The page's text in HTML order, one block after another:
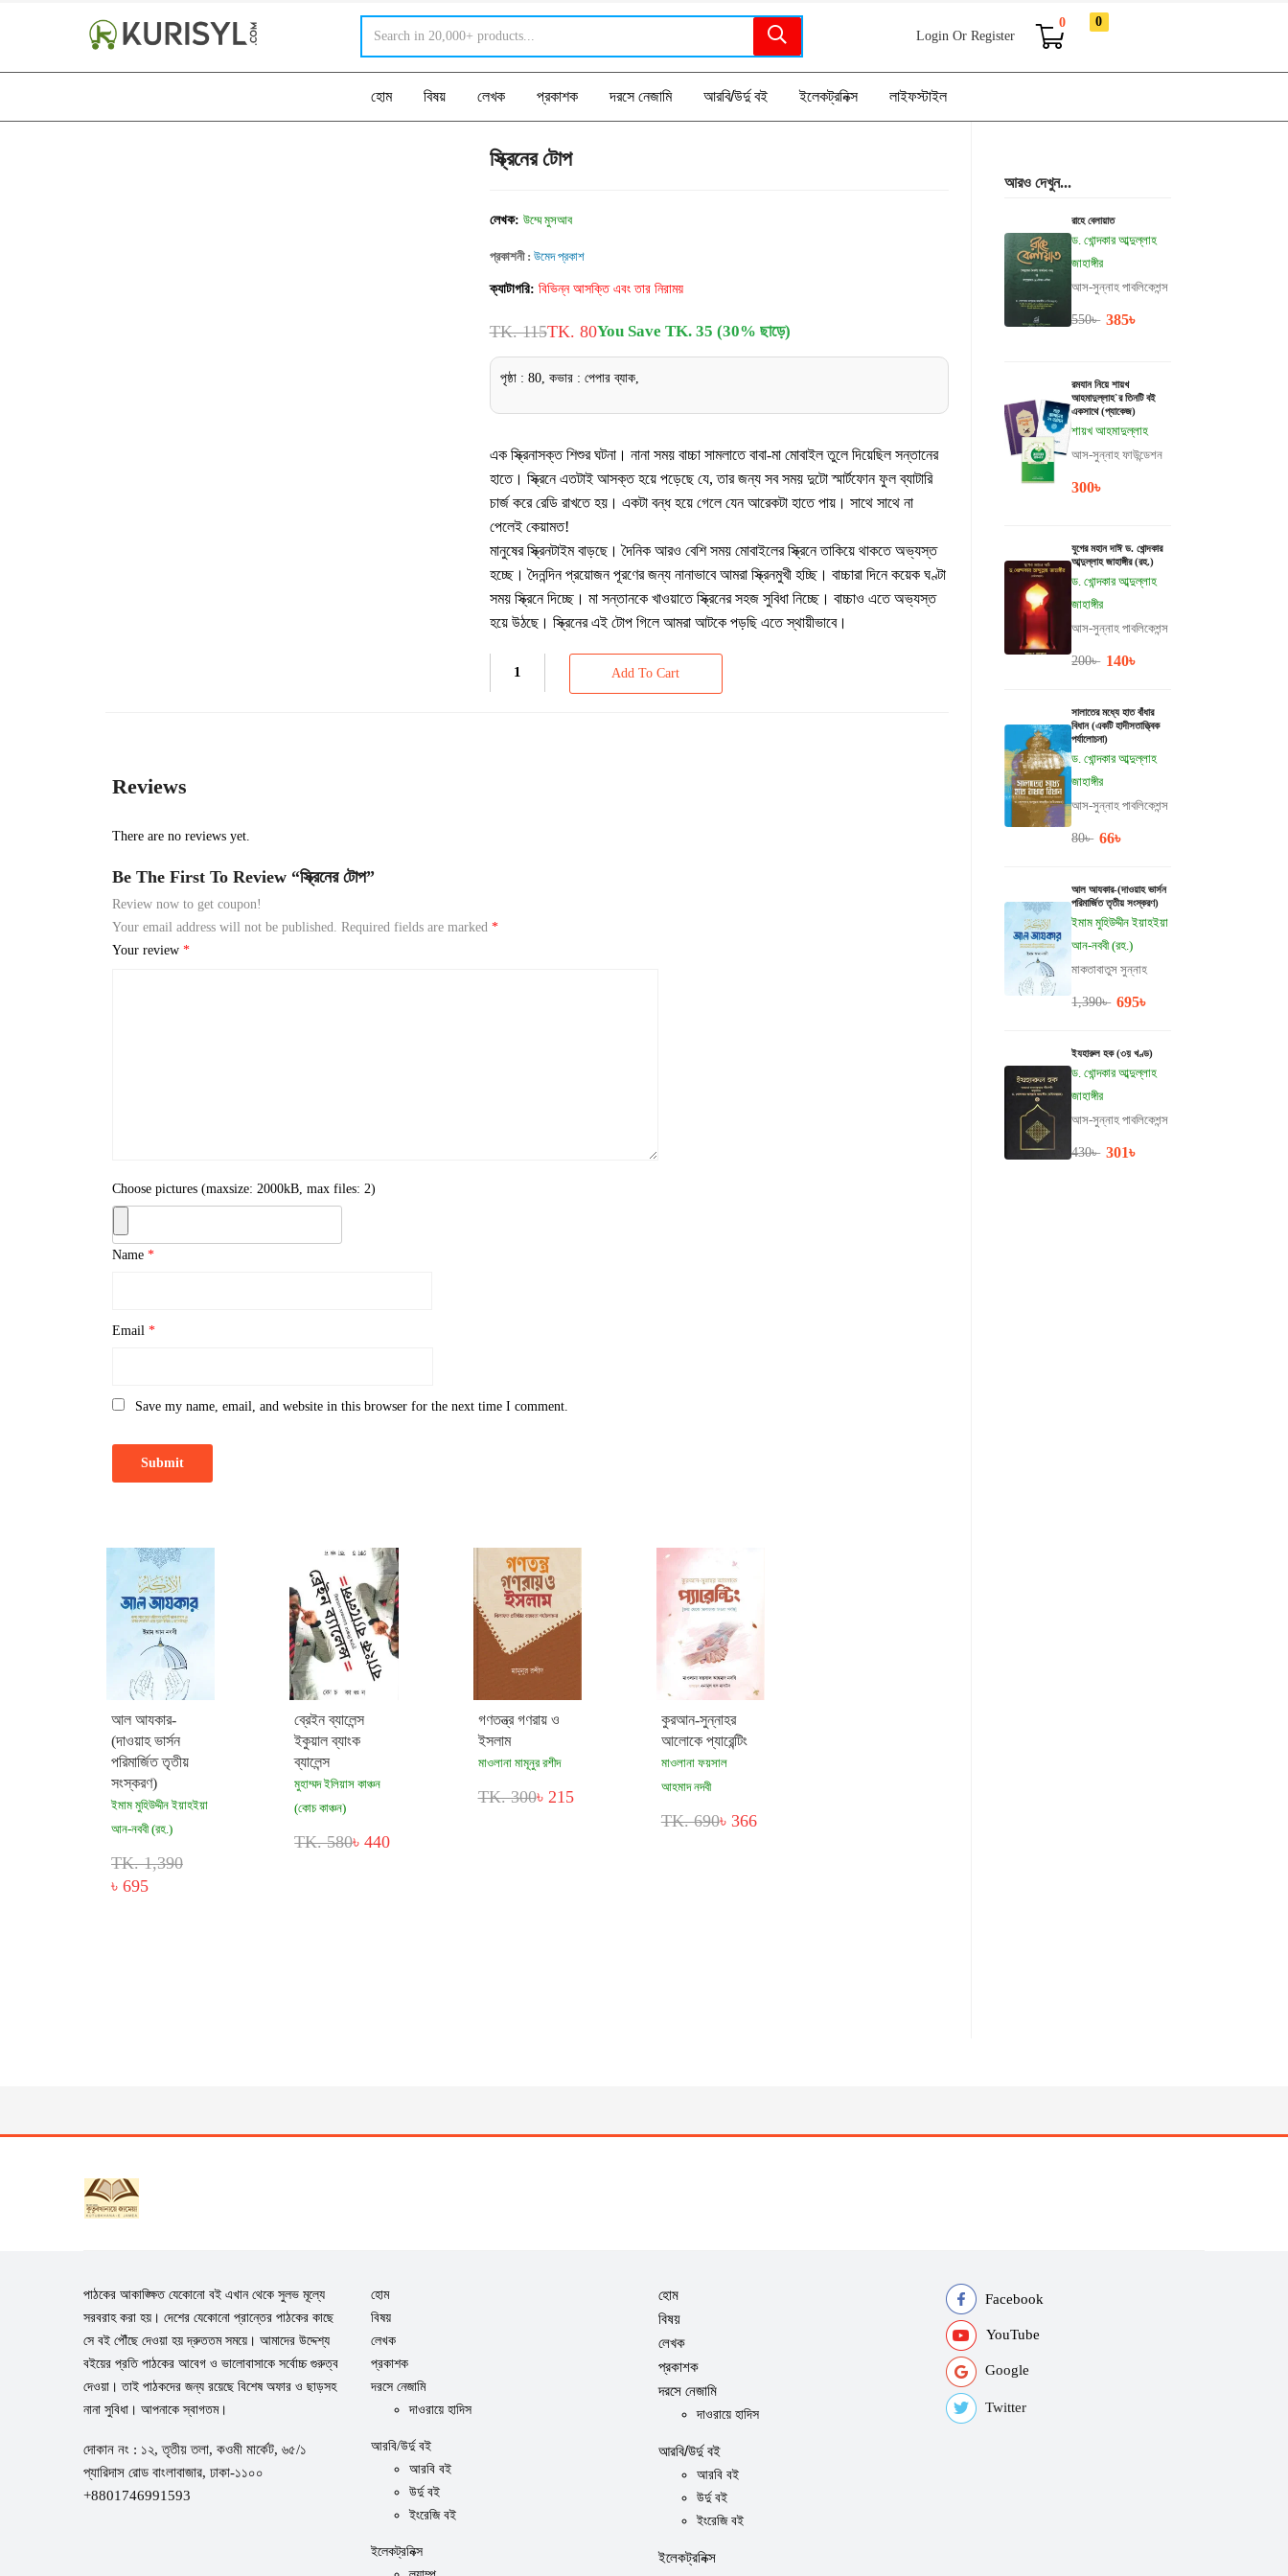
Login Or Register
0 0
হোম বিষয় লেখক প্রকাশক দরসে নেজামি আরবি/উর্দু বই ইলেকট্রনিক্স লাইফস্টাইল
আরও দেখুন...
রাহে বেলায়াত
ড. খোন্দকার আব্দুল্লাহ
জাহাঙ্গীর
আস-সুন্নাহ পাবলিকেশন্স
550৳ 385৳
রমযান নিয়ে শায়খ
আহমাদুল্লাহ`র তিনটি বই
একসাথে (প্যাকেজ)
শায়খ আহমাদুল্লাহ
আস-সুন্নাহ ফাউন্ডেশন
300৳
যুগের মহান দাঈ ড. খোন্দকার
আব্দুল্লাহ জাহাঙ্গীর (রহ.)
ড. খোন্দকার আব্দুল্লাহ
জাহাঙ্গীর
আস-সুন্নাহ পাবলিকেশন্স
200৳ 140৳
সালাতের মধ্যে হাত বাঁধার
বিধান (একটি হাদীসতাত্ত্বিক
পর্যালোচনা)
ড. খোন্দকার আব্দুল্লাহ
জাহাঙ্গীর
আস-সুন্নাহ পাবলিকেশন্স
80৳ 66৳
আল আযকার-(দাওয়াহ ভার্সন
পরিমার্জিত তৃতীয় সংস্করণ)
ইমাম মুহিউদ্দীন ইয়াহইয়া
আন-নববী (রহ.)
মাকতাবাতুস সুন্নাহ
1,390৳ 695৳
ইযহারুল হক (৩য় খণ্ড)
ড. খোন্দকার আব্দুল্লাহ
জাহাঙ্গীর
আস-সুন্নাহ পাবলিকেশন্স
430৳ 301৳
স্ক্রিনের টোপ
লেখক: উম্মে মুসআব
প্রকাশনী : উমেদ প্রকাশ
ক্যাটাগরি: বিভিন্ন আসক্তি এবং তার নিরাময়
TK. 115TK. 80You Save TK. 35 (30% ছাড়ে)
পৃষ্ঠা : 80, কভার : পেপার ব্যাক,
এক স্ক্রিনাসক্ত শিশুর ঘটনা। নানা সময় বাচ্চা সামলাতে বাবা-মা মোবাইল তুলে দিয়েছিল সন্তানের
হাতে। স্ক্রিনে এতটাই আসক্ত হয়ে পড়েছে যে, তার জন্য সব সময় দুটো স্মার্টফোন ফুল ব্যাটারি
চার্জ করে রেডি রাখতে হয়। একটা বন্ধ হয়ে গেলে যেন আরেকটা হাতে পায়। সাথে সাথে না
পেলেই কেয়ামত!
মানুষের স্ক্রিনটাইম বাড়ছে। দৈনিক আরও বেশি সময় মোবাইলের স্ক্রিনে তাকিয়ে থাকতে অভ্যস্ত
হচ্ছে। দৈনন্দিন প্রয়োজন পূরণের জন্য নানাভাবে আমরা স্ক্রিনমুখী হচ্ছি। বাচ্চারা দিনে কয়েক ঘণ্টা
সময় স্ক্রিনে দিচ্ছে। মা সন্তানকে খাওয়াতে স্ক্রিনের সহজ সুবিধা নিচ্ছে। বাচ্চাও এতে অভ্যস্ত
হয়ে উঠছে। স্ক্রিনের এই টোপ গিলে আমরা আটকে পড়ছি এতে স্থায়ীভাবে।
Add To Cart
Reviews
There are no reviews yet.
Be The First To Review “স্ক্রিনের টোপ”
Review now to get coupon!
Your email address will not be published.
Required fields are marked*
Your review*
Choose pictures (maxsize: 2000kB, max files: 2)
Name*
Email*
Save my name, email, and website in this browser for the next time I comment.
আল আযকার-
(দাওয়াহ ভার্সন
পরিমার্জিত তৃতীয়
সংস্করণ)
ইমাম মুহিউদ্দীন ইয়াহইয়া
আন-নববী (রহ.)
TK. 1,390
৳ 695
ব্রেইন ব্যালেন্স
ইকুয়াল ব্যাংক
ব্যালেন্স
মুহাম্মদ ইলিয়াস কাঞ্চন
(কোচ কাঞ্চন)
TK. 580৳ 440
গণতন্ত্র গণরায় ও
ইসলাম
মাওলানা মামূনুর রশীদ
TK. 300৳ 215
কুরআন-সুন্নাহর
আলোকে প্যারেন্টিং
মাওলানা ফয়সাল
আহমাদ নদবী
TK. 690৳ 366
পাঠকের আকাঙ্ক্ষিত যেকোনো বই এখান থেকে সুলভ মূল্যে
সরবরাহ করা হয়। দেশের যেকোনো প্রান্তের পাঠকের কাছে
সে বই পৌঁছে দেওয়া হয় দ্রুততম সময়ে। আমাদের উদ্দেশ্য
বইয়ের প্রতি পাঠকের আবেগ ও ভালোবাসাকে সর্বোচ্চ গুরুত্ব
দেওয়া। তাই পাঠকদের জন্য রয়েছে বিশেষ অফার ও ছাড়সহ
নানা সুবিধা। আপনাকে স্বাগতম।
দোকান নং : ১২, তৃতীয় তলা, কওমী মার্কেট, ৬৫/১
প্যারিদাস রোড বাংলাবাজার, ঢাকা-১১০০
+8801746991593
হোম
বিষয়
লেখক
প্রকাশক
দরসে নেজামি
দাওরায়ে হাদিস
আরবি/উর্দু বই
আরবি বই
উর্দু বই
ইংরেজি বই
ইলেকট্রনিক্স
হোম
বিষয়
লেখক
প্রকাশক
দরসে নেজামি
দাওরায়ে হাদিস
আরবি/উর্দু বই
আরবি বই
উর্দু বই
ইংরেজি বই
ইলেকট্রনিক্স
Facebook
YouTube
Google
Twitter